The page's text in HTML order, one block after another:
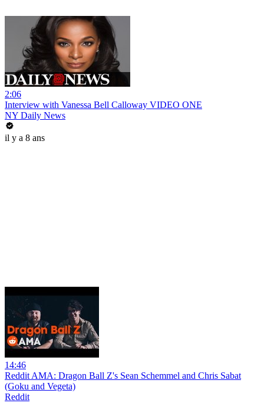
2:06
Interview with Vanessa Bell Calloway VIDEO ONE
NY Daily News
il y a 8 ans
14:46
Reddit AMA: Dragon Ball Z's Sean Schemmel and Chris Sabat
(Goku and Vegeta)
Reddit